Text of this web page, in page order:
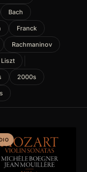
Bach
Franck
Rachmaninov
Liszt
2000s